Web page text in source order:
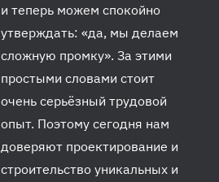
и теперь можем спокойно
утверждать: «да, мы делаем
сложную промку». За этими
простыми словами стоит
очень серьёзный трудовой
опыт. Поэтому сегодня нам
доверяют проектирование и
строительство уникальных и